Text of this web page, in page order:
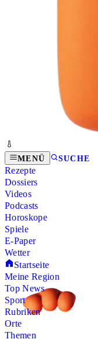
MENÜ SUCHE
Rezepte
Dossiers
Videos
Podcasts
Horoskope
Spiele
E-Paper
Wetter
Startseite
Meine Region
Top News
Sport
Rubriken
Orte
Themen